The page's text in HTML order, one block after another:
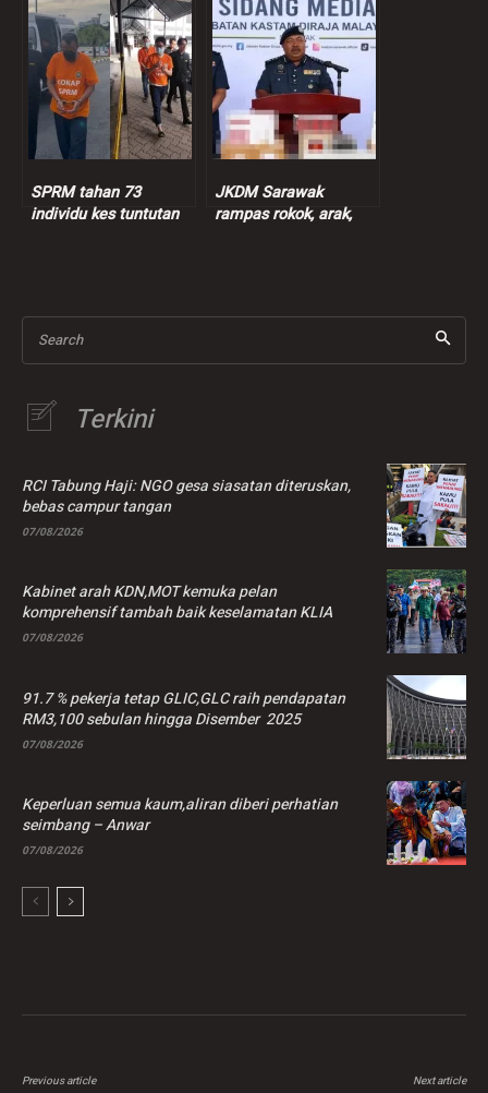
seksual murid
perempuan 9 tahun
peniaga nasi bajet
SPRM tahan 73
individu kes tuntutan
JKDM Sarawak
rampas rokok, arak,
Search
Terkini
RCI Tabung Haji: NGO gesa siasatan diteruskan,
bebas campur tangan
07/08/2026
Kabinet arah KDN,MOT kemuka pelan
komprehensif tambah baik keselamatan KLIA
07/08/2026
91.7 % pekerja tetap GLIC,GLC raih pendapatan
RM3,100 sebulan hingga Disember 2025
07/08/2026
Keperluan semua kaum,aliran diberi perhatian
seimbang – Anwar
07/08/2026
Previous article Next article